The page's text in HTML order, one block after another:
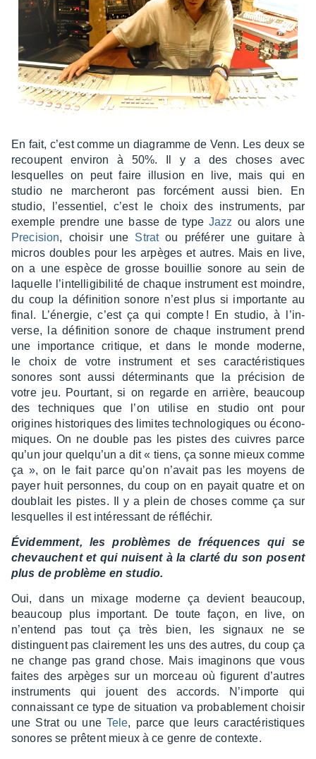
En fait, c’est comme un diagramme de Venn. Les deux se
recoupent envi­ron à 50%. Il y a des choses avec
lesquelles on peut faire illu­sion en live, mais qui en
studio ne marche­ront pas forcé­ment aussi bien. En
studio, l’es­sen­tiel, c’est le choix des instru­ments, par
exemple prendre une basse de type Jazz ou alors une
Preci­sion, choi­sir une Stratou préfé­rer une guitare à
micros doubles pour les arpèges et autres. Mais en live,
on a une espèce de grosse bouillie sonore au sein de
laquelle l’in­tel­li­gi­bi­lité de chaque instru­ment est moindre,
du coup la défi­ni­tion sonore n’est plus si impor­tante au
final. L’éner­gie, c’est ça qui compte ! En studio, à l’in­
verse, la défi­ni­tion sonore de chaque instru­ment prend
une impor­tance critique, et dans le monde moderne,
le choix de votre instru­ment et ses carac­té­ris­tiques
sonores sont aussi déter­mi­nants que la préci­sion de
votre jeu. Pour­tant, si on regarde en arrière, beau­coup
des tech­niques que l’on utilise en studio ont pour
origines histo­riques des limites tech­no­lo­giques ou écono­
miques. On ne double pas les pistes des cuivres parce
qu’un jour quelqu’un a dit « tiens, ça sonne mieux comme
ça », on le fait parce qu’on n’avait pas les moyens de
payer huit personnes, du coup on en payait quatre et on
doublait les pistes. Il y a plein de choses comme ça sur
lesquelles il est inté­res­sant de réflé­chir.
Évidem­ment, les problèmes de fréquences qui se
chevauchent et qui nuisent à la clarté du son posent
plus de problème en studio.
Oui, dans un mixage moderne ça devient beau­coup,
beau­coup plus impor­tant. De toute façon, en live, on
n’en­tend pas tout ça très bien, les signaux ne se
distinguent pas clai­re­ment les uns des autres, du coup ça
ne change pas grand chose. Mais imagi­nons que vous
faites des arpèges sur un morceau où figurent d’autres
instru­ments qui jouent des accords. N’im­porte qui
connais­sant ce type de situa­tion va proba­ble­ment choi­sir
une Strat ou une Tele, parce que leurs carac­té­ris­tiques
sonores se prêtent mieux à ce genre de contexte.